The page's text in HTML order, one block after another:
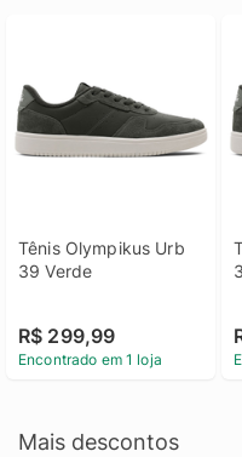
Tênis Olympikus Urb
39 Verde
R$ 299,99
Encontrado em 1 loja
Mais descontos